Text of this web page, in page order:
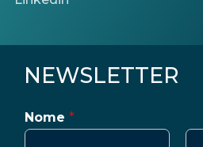
NEWSLETTER
Nome *